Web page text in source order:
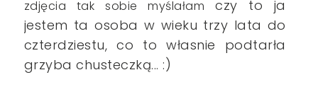
zdjęcia tak sobie myślałam czy to ja
jestem ta osoba w wieku trzy lata do
czterdziestu, co to własnie podtarła
grzyba chusteczką... :)